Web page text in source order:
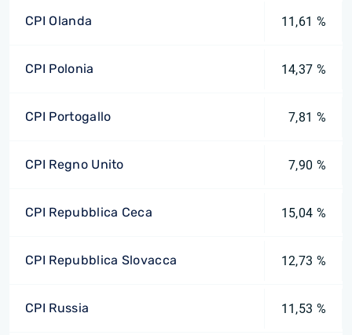
CPI Olanda 11,61 %
CPI Polonia 14,37 %
CPI Portogallo 7,81 %
CPI Regno Unito 7,90 %
CPI Repubblica Ceca 15,04 %
CPI Repubblica Slovacca 12,73 %
CPI Russia 11,53 %